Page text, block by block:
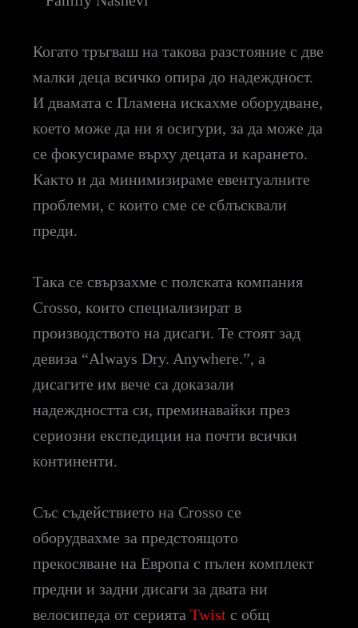
Когато тръгваш на такова разстояние с две
малки деца всичко опира до надеждност.
И двамата с Пламена искахме оборудване,
което може да ни я осигури, за да може да
се фокусираме върху децата и карането.
Както и да минимизираме евентуалните
проблеми, с които сме се сблъсквали
преди.
Така се свързахме с полската компания
Crosso, които специализират в
производството на дисаги. Те стоят зад
девиза “Always Dry. Anywhere.”, а
дисагите им вече са доказали
надеждността си, преминавайки през
сериозни експедиции на почти всички
континенти.
Със съдействието на Crosso се
оборудвахме за предстоящото
прекосяване на Европа с пълен комплект
предни и задни дисаги за двата ни
велосипеда от серията Twistс общ